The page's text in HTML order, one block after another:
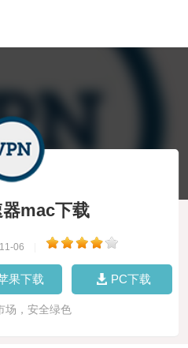
mac下载
06
果下载 PC下载
场，安全绿色